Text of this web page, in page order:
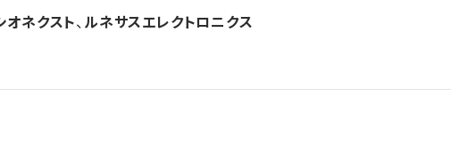
オネクスト、ルネサスエレクトロニクス